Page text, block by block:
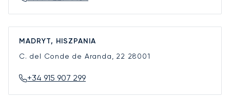
MADRYT, HISZPANIA
C. del Conde de Aranda, 22 28001
+34 915 907 299